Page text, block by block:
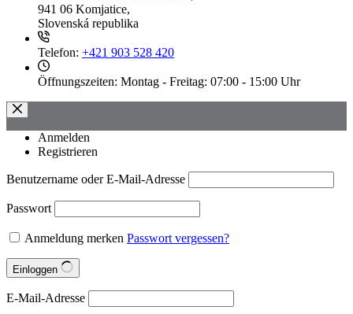
941 06 Komjatice,
Slovenská republika
Telefon: +421 903 528 420
Öffnungszeiten: Montag - Freitag: 07:00 - 15:00 Uhr
Anmelden
Registrieren
Benutzername oder E-Mail-Adresse
Passwort
Anmeldung merken Passwort vergessen?
Einloggen
E-Mail-Adresse